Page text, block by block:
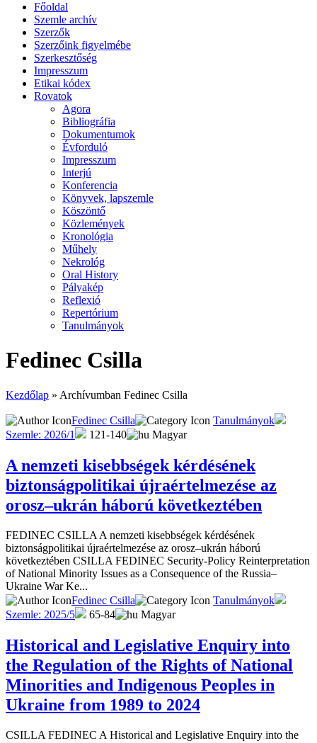
Főoldal
Szemle archív
Szerzők
Szerzőink figyelmébe
Szerkesztőség
Impresszum
Etikai kódex
Rovatok
Agora
Bibliográfia
Dokumentumok
Évforduló
Impresszum
Interjú
Konferencia
Könyvek, lapszemle
Köszöntő
Közlemények
Kronológia
Műhely
Nekrológ
Oral History
Pályakép
Reflexió
Repertórium
Tanulmányok
Fedinec Csilla
Kezdőlap » Archívumban Fedinec Csilla
Fedinec Csilla
Tanulmányok
Szemle: 2026/1
121-140 Magyar
A nemzeti kisebbségek kérdésének
biztonságpolitikai újraértelmezése az
orosz–ukrán háború következtében
FEDINEC CSILLA A nemzeti kisebbségek kérdésének
biztonságpolitikai újraértelmezése az orosz–ukrán háború
következtében CSILLA FEDINEC Security-Policy Reinterpretation
of National Minority Issues as a Consequence of the Russia–
Ukraine War Ke...
Fedinec Csilla
Tanulmányok
Szemle: 2025/5
65-84 Magyar
Historical and Legislative Enquiry into
the Regulation of the Rights of National
Minorities and Indigenous Peoples in
Ukraine from 1989 to 2024
CSILLA FEDINEC A Historical and Legislative Enquiry into the